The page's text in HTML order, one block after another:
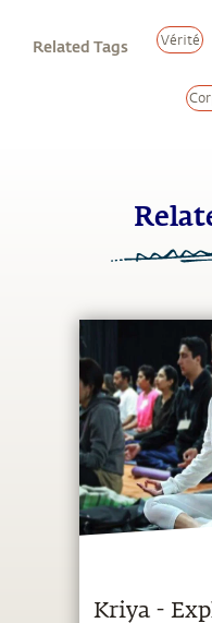
Related Tags Vérité
Kriya -